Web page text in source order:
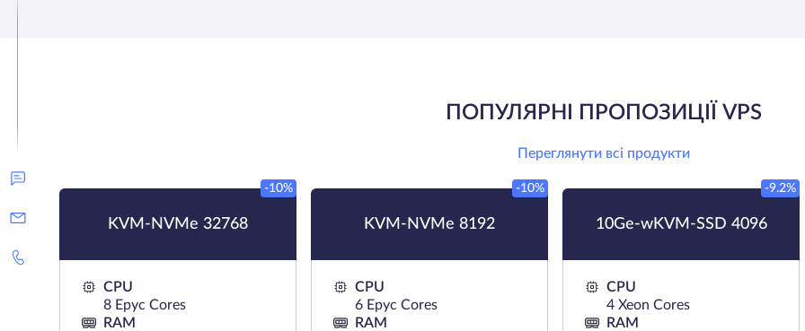
ПОПУЛЯРНІ ПРОПОЗИЦІЇ VPS
Переглянути всі продукти
KVM-NVMe 32768
-10%
CPU
8 Epyc Cores
RAM
KVM-NVMe 8192
-10%
CPU
6 Epyc Cores
RAM
10Ge-wKVM-SSD 4096
-9.2%
CPU
4 Xeon Cores
RAM